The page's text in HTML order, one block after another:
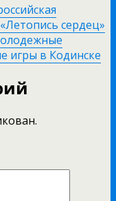
сердец»
игры в Кодинске